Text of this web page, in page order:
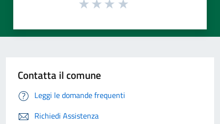
Contatta il comune
Leggi le domande frequenti
Richiedi Assistenza